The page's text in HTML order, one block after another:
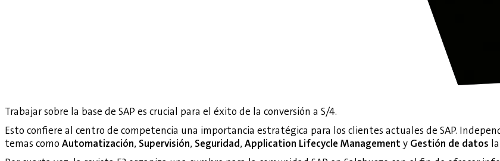
Trabajar sobre la base de SAP es crucial para el éxito de la conversión a S/4.
Esto confiere al centro de competencia una importancia estratégica para los clientes actuales de SAP.
temas como Automatización, Supervisión, Seguridad, Application Lifecycle Management y Gestión de datos